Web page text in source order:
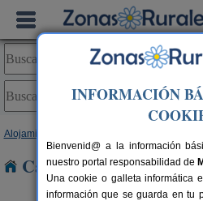
Alojamientos
Casas Rurales cerca
INFORMACIÓN
Bienvenid@ a la información
nuestro portal responsabilidad de
Una cookie o galleta informática
información que se guarda en tu